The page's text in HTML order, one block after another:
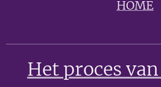
HOME
Het proces